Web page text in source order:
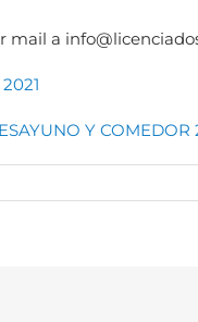
a
Y COMEDOR